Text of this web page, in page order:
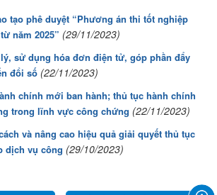
tạo phê duyệt “Phương án thi tốt nghiệp
năm 2025” (29/11/2023)
sử dụng hóa đơn điện tử, góp phần đẩy
đổi số (22/11/2023)
chính mới ban hành; thủ tục hành chính
trong lĩnh vực công chứng (22/11/2023)
và nâng cao hiệu quả giải quyết thủ tục
dịch vụ công (29/10/2023)